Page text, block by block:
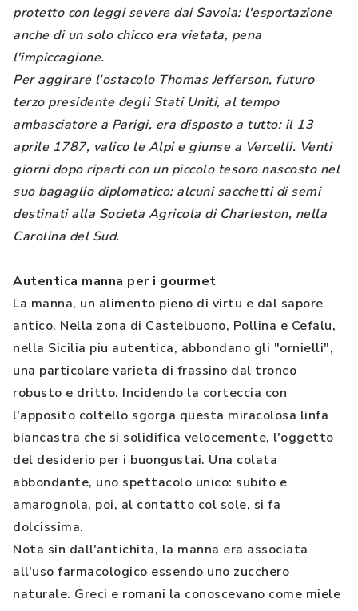
protetto con leggi severe dai Savoia: l'esportazione
anche di un solo chicco era vietata, pena
l'impiccagione.
Per aggirare l'ostacolo Thomas Jefferson, futuro
terzo presidente degli Stati Uniti, al tempo
ambasciatore a Parigi, era disposto a tutto: il 13
aprile 1787, valico le Alpi e giunse a Vercelli. Venti
giorni dopo riparti con un piccolo tesoro nascosto nel
suo bagaglio diplomatico: alcuni sacchetti di semi
destinati alla Societa Agricola di Charleston, nella
Carolina del Sud.
Autentica manna per i gourmet
La manna, un alimento pieno di virtu e dal sapore
antico. Nella zona di Castelbuono, Pollina e Cefalu,
nella Sicilia piu autentica, abbondano gli "ornielli",
una particolare varieta di frassino dal tronco
robusto e dritto. Incidendo la corteccia con
l'apposito coltello sgorga questa miracolosa linfa
biancastra che si solidifica velocemente, l'oggetto
del desiderio per i buongustai. Una colata
abbondante, uno spettacolo unico: subito e
amarognola, poi, al contatto col sole, si fa
dolcissima.
Nota sin dall'antichita, la manna era associata
all'uso farmacologico essendo uno zucchero
naturale. Greci e romani la conoscevano come miele